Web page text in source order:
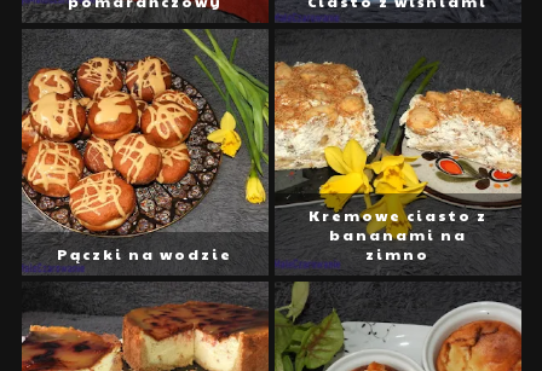
Pączki na wodzie
Kremowe ciasto z
bananami na
zimno